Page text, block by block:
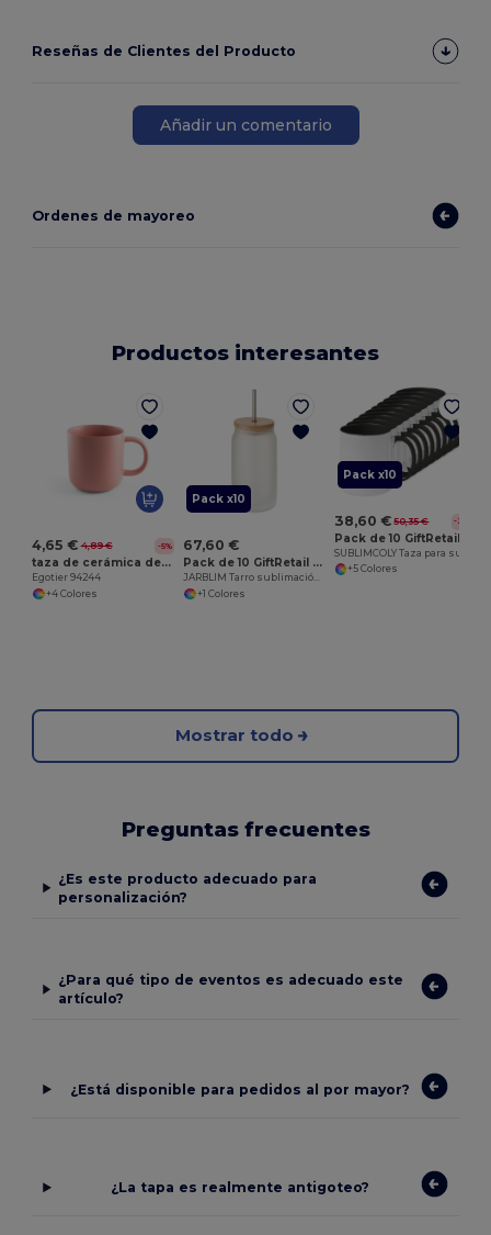
Reseñas de Clientes del Producto
Añadir un comentario
Ordenes de mayoreo
Productos interesantes
4,65 € 4,89 € -5%
taza de cerámica de 370ml
Egotier 94244
+4 Colores
Pack x10
67,60 €
Pack de 10 GiftRetail MO6919
JARBLIM Tarro sublimación 400 ml
+1 Colores
Pack x10
38,60 € 50,35 € -23%
+5 Colores
Mostrar todo
Preguntas frecuentes
¿Es este producto adecuado para
personalización?
¿Para qué tipo de eventos es adecuado este
artículo?
¿Está disponible para pedidos al por mayor?
¿La tapa es realmente antigoteo?